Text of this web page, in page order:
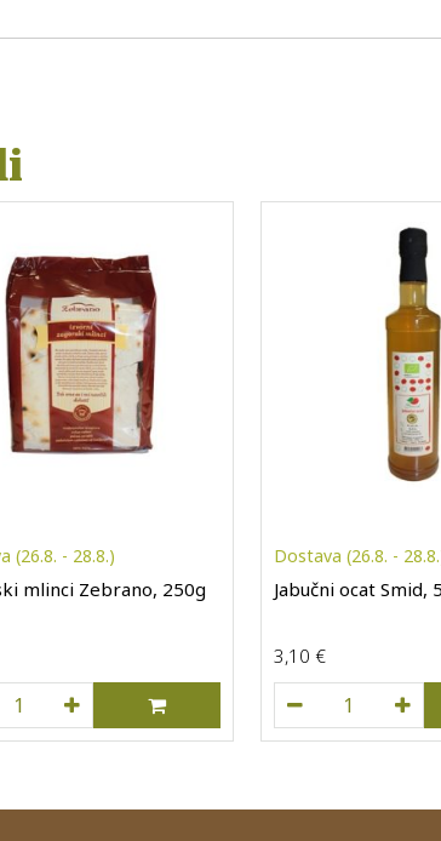
(26.8. - 28.8.)
mlinci Zebrano, 250g
Zagorski mlinci Zebrano, 250g količina
Dostava (26.8. -
Jabučni ocat Smid,
3,10 €
Jabučni